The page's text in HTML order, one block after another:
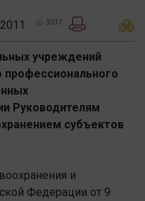
3017
учреждений
Руководителям
субъектов
и
Федерации от 9